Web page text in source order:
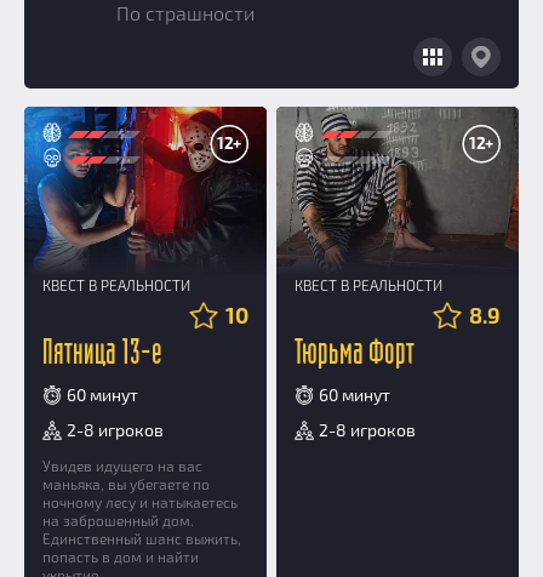
Добавить квест
По страшности
12+
КВЕСТ В РЕАЛЬНОСТИ
10
Пятница 13-е
60 минут
2-8 игроков
Увидев идущего на вас
маньяка, вы убегаете по
ночному лесу и натыкаетесь
на заброшенный дом.
Единственный шанс выжить,
попасть в дом и найти
12+
КВЕСТ В РЕАЛЬНОСТИ
8.9
Тюрьма Форт
60 минут
2-8 игроков